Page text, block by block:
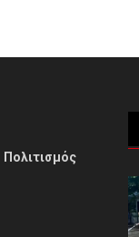
Πολιτισμός